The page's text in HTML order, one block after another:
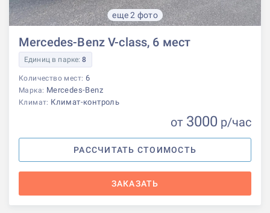
еще 2 фото
Mercedes-Benz V-class, 6 мест
Единиц в парке:8
Количество мест: 6
Марка: Mercedes-Benz
Климат: Климат-контроль
от 3000 р/час
РАССЧИТАТЬ СТОИМОСТЬ
ЗАКАЗАТЬ